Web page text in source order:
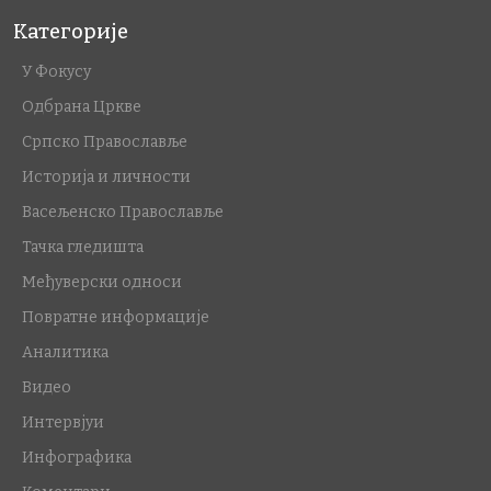
Категорије
У Фокусу
Одбрана Цркве
Српско Православље
Историја и личности
Васељенско Православље
Тачка гледишта
Међуверски односи
Повратне информације
Аналитика
Видео
Интервјуи
Инфографика